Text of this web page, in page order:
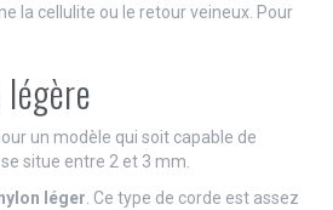
la cellulite ou le retour veineux. Pour
un modèle qui soit capable de
situe entre 2 et 3 mm.
léger . Ce type de corde est assez